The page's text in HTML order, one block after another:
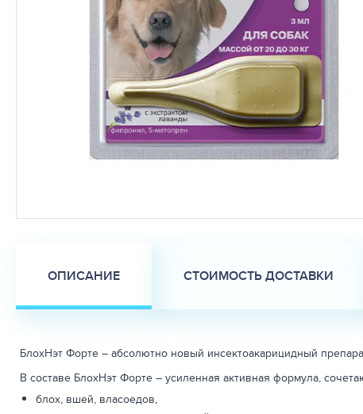
ОПИСАНИЕ СТОИМОСТЬ ДОСТАВКИ
БлохНэт Форте – абсолютно новый инсектоакарицидный
В составе БлохНэт Форте – усиленная активная формула,
блох, вшей, власоедов,